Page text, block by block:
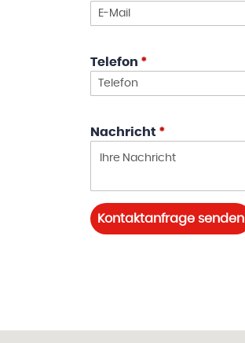
Telefon *
Nachricht *
Kontaktanfrage senden